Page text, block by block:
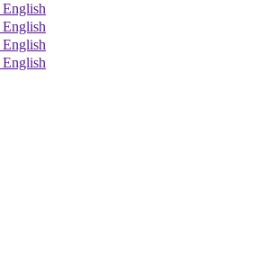
English
English
English
English